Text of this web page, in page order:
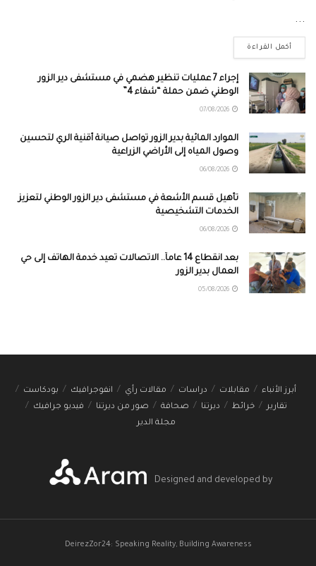
...
أكمل القراءة
إجراء 7 عمليات تنظير هضمي في مستشفى دير الزور
الوطني ضمن حملة “شفاء 4”
الموارد المائية بدير الزور تواصل صيانة أقنية الري لتحسين
وصول المياه إلى الأراضي الزراعية
تأهيل قسم الأشعة في مستشفى دير الزور الوطني لتعزيز
الخدمات التشخيصية
بعد انقطاع 14 عاماً.. الاتصالات تعيد خدمة الهاتف إلى حي
العمال بدير الزور
أبرز الأنباء مقابلات دراسات مقالات رأي انفوجرافيك
بودكاست
تقارير
خرائط ديرتنا صحافة صور من ديرتنا
فيديو جرافيك
مجلة الدير
Designed and developed by
DeirezZor24: Speaking Reality, Building Awareness